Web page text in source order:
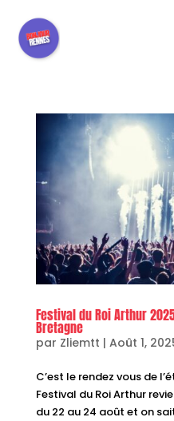
Festival du Roi Arthur
Bretagne
par Zliemtt | Août 1,
C’est le rendez vous de
Festival du Roi Arthur
du 22 au 24 août et on